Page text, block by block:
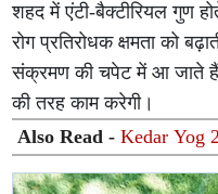
शहद में एंटी-बैक्टीरियल गुण
रोग प्रतिरोधक क्षमता को
संक्रमण की चपेट में आ जाते
की तरह काम करेगी।
Also Read -Kedar Yog
'केदार योग', कुंभ समेत इन 3
कृपा